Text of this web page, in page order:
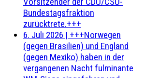
Bundestagsfraktion
zurücktrete.+++
6. Juli 2026 | +++Norwegen
(gegen Brasilien) und England
(gegen Mexiko) haben in der
vergangenen Nacht fulminante